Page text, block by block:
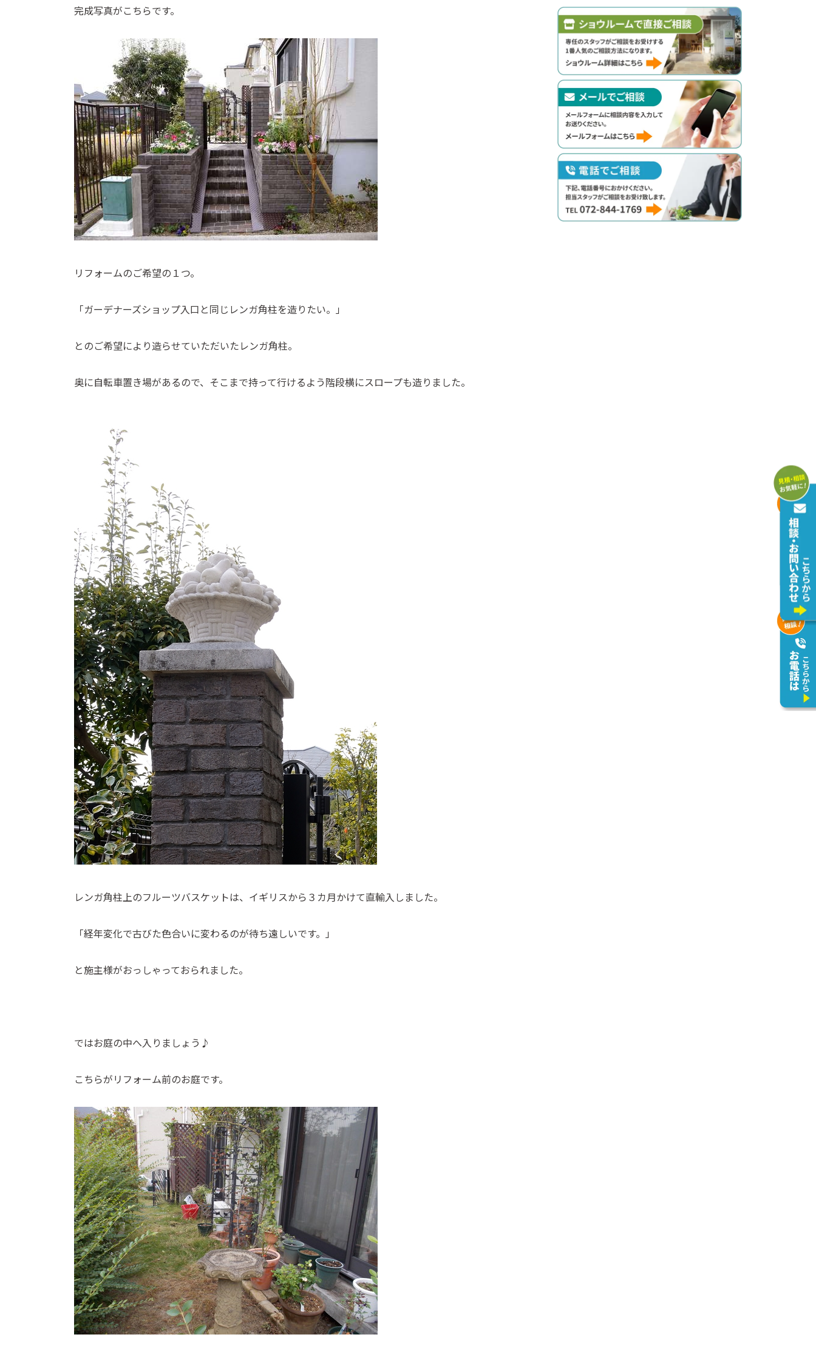
完成写真がこちらです。
リフォームのご希望の１つ。
「ガーデナーズショップ入口と同じレンガ角柱を造りたい。」
とのご希望により造らせていただいたレンガ角柱。
奥に自転車置き場があるので、そこまで持って行けるよう階段横にスロープも造りました。
レンガ角柱上のフルーツバスケットは、イギリスから３カ月かけて直輸入しました。
「経年変化で古びた色合いに変わるのが待ち遠しいです。」
と施主様がおっしゃっておられました。
ではお庭の中へ入りましょう♪
こちらがリフォーム前のお庭です。